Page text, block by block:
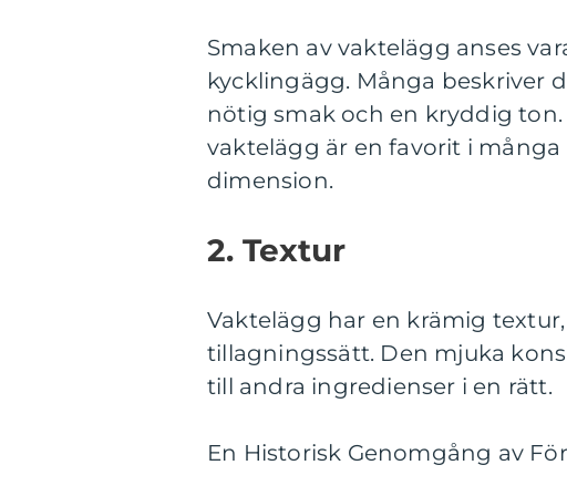
Smaken av vaktelägg anses
kycklingägg. Många beskriver
nötig smak och en kryddig
vaktelägg är en favorit i
dimension.
2. Textur
Vaktelägg har en krämig
tillagningssätt. Den mjuka
till andra ingredienser i en rätt.
En Historisk Genomgång av